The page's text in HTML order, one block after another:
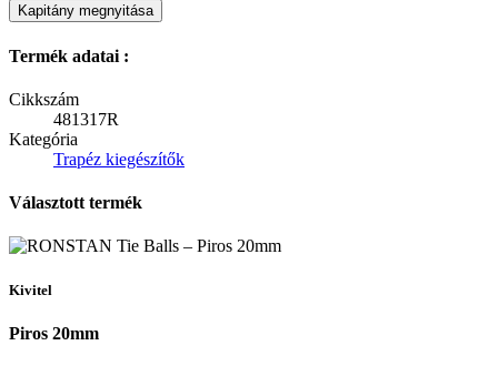
Kapitány megnyitása
Termék adatai :
Cikkszám
481317R
Kategória
Trapéz kiegészítők
Választott termék
Kivitel
Piros 20mm